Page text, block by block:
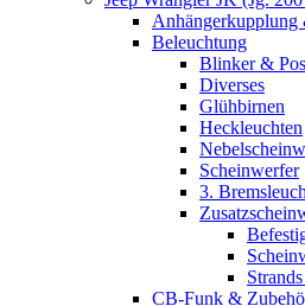
Anhängerkupplung
Beleuchtung
Blinker &
Diverses
Glühbirnen
Heckleuchten
Scheinwerfer
3.
CB-Funk &